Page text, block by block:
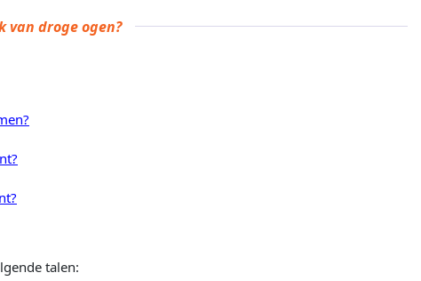
van droge ogen?
talen: